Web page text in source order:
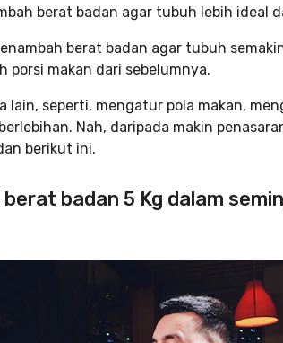
berat badan agar tubuh lebih ideal
berat badan agar tubuh
porsi makan dari sebelumnya.
lain, seperti, mengatur pola makan,
Nah, daripada makin
berikut ini.
berat badan 5 Kg dalam